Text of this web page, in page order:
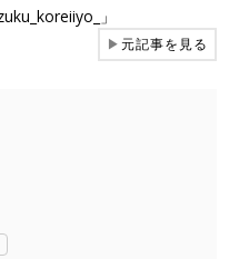
」
▶元記事を見る